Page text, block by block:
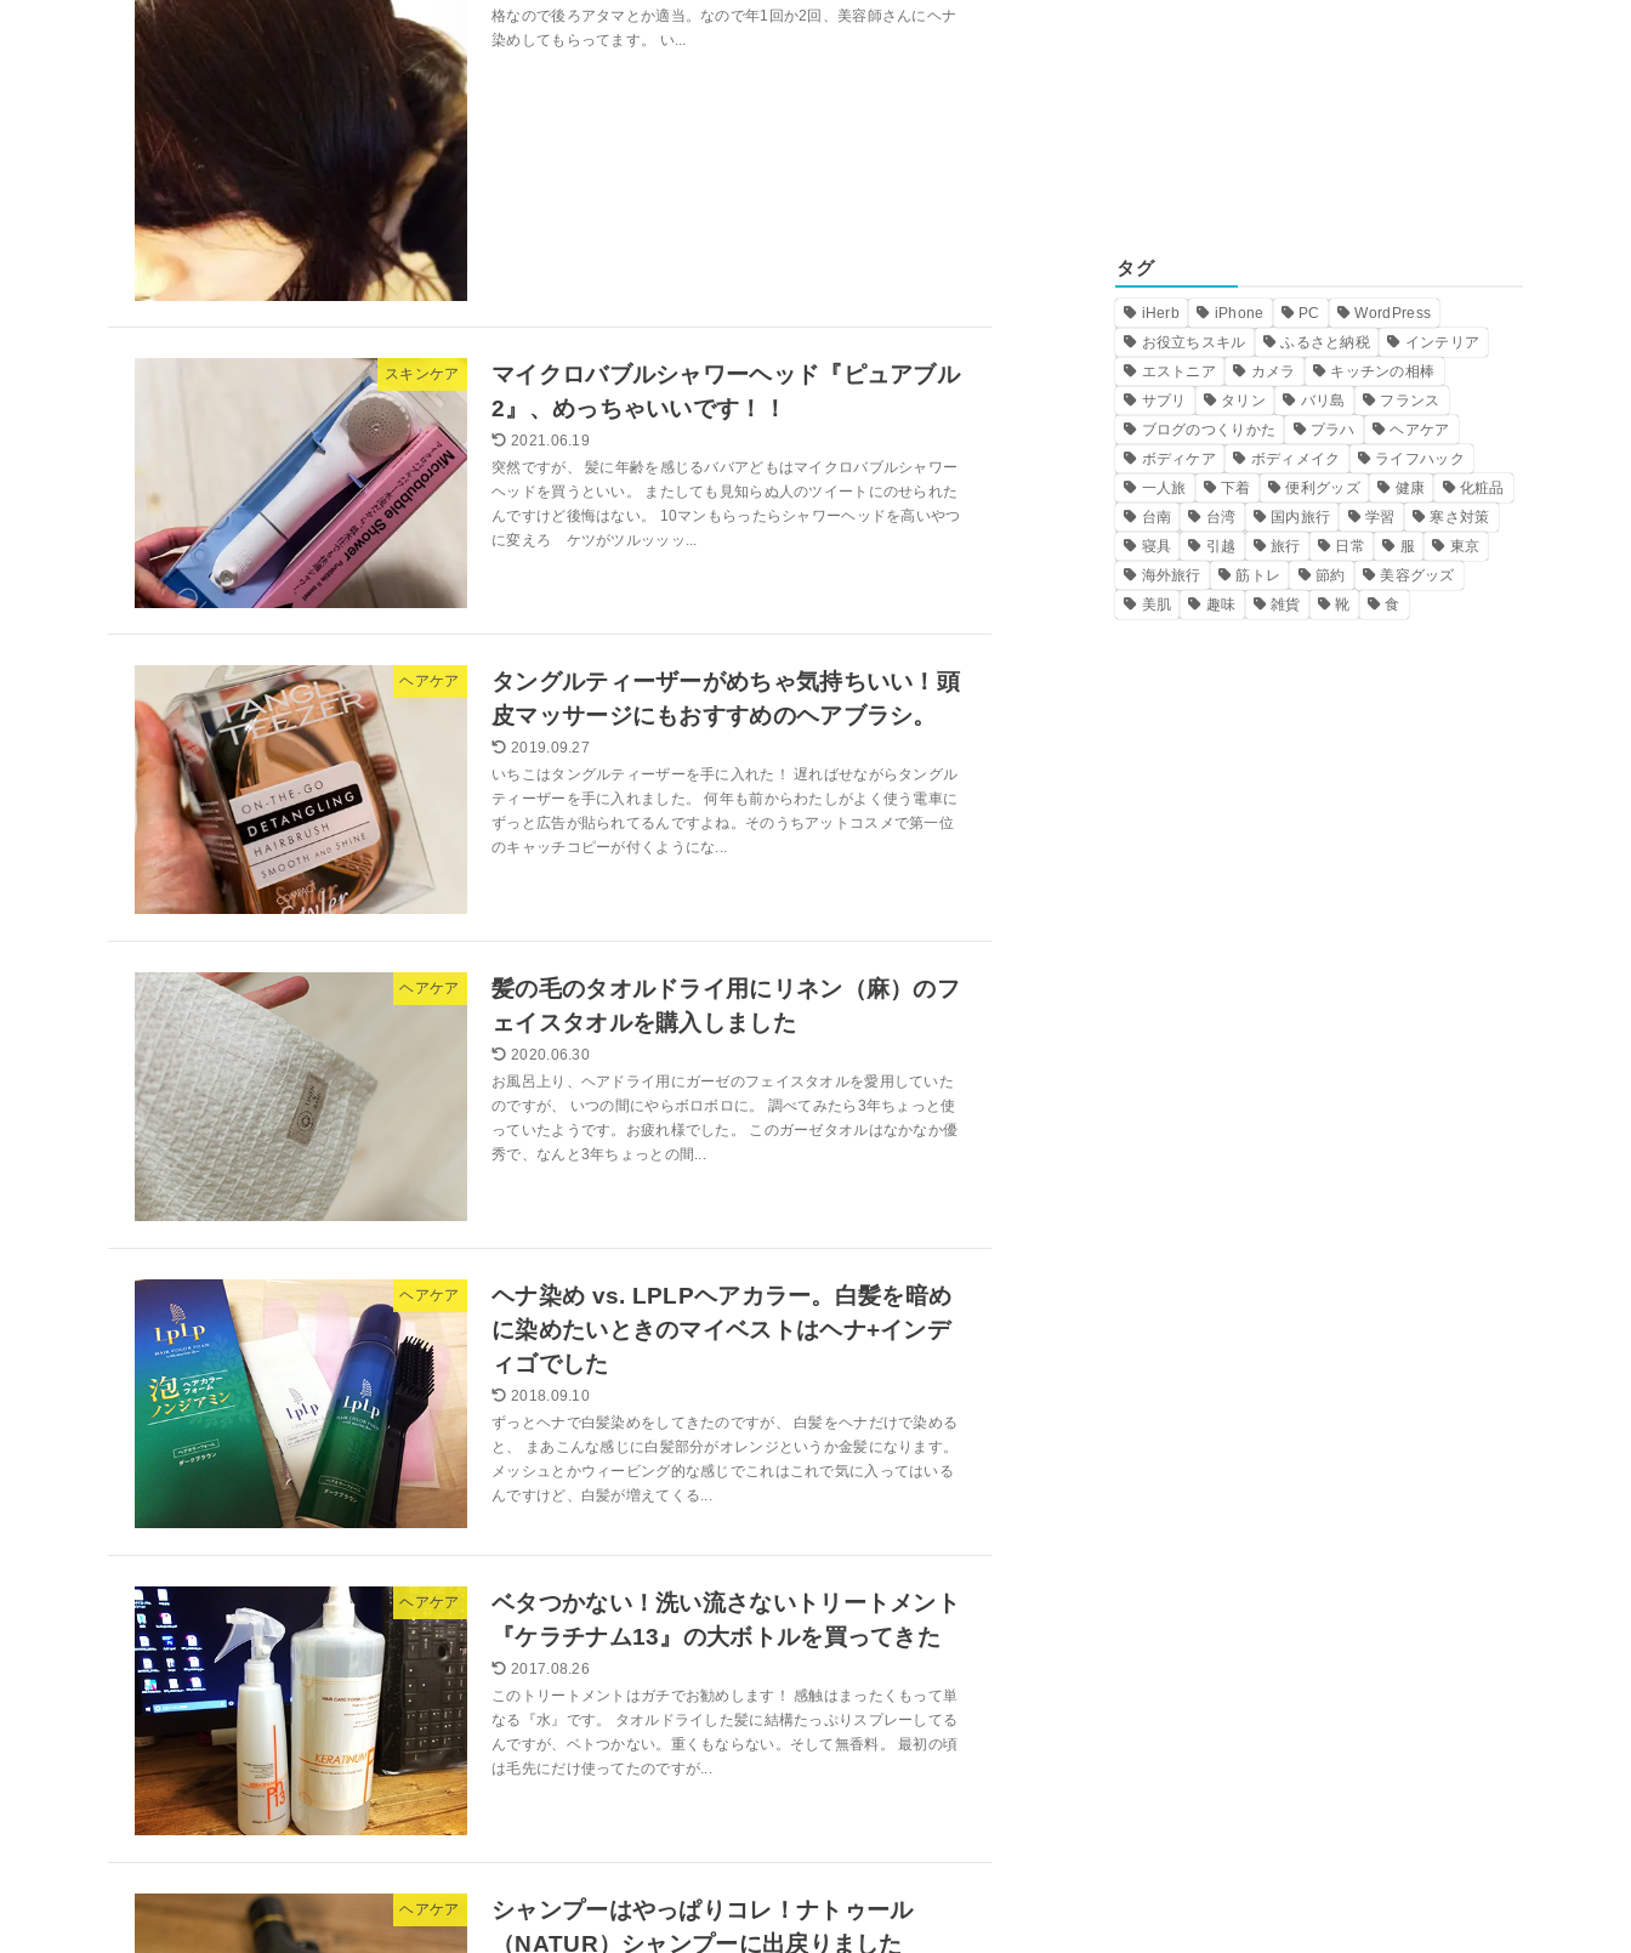
格なので後ろアタマとか適当。なので年1回か2回、美容師さんにヘナ
染めしてもらってます。 い...
スキンケア
マイクロバブルシャワーヘッド『ピュアブル
2』、めっちゃいいです！！
2021.06.19
突然ですが、 髪に年齢を感じるババアどもはマイクロバブルシャワー
ヘッドを買うといい。 またしても見知らぬ人のツイートにのせられた
んですけど後悔はない。 10マンもらったらシャワーヘッドを高いやつ
に変えろ ケツがツルッッッ...
ヘアケア
タングルティーザーがめちゃ気持ちいい！頭
皮マッサージにもおすすめのヘアブラシ。
2019.09.27
いちこはタングルティーザーを手に入れた！ 遅ればせながらタングル
ティーザーを手に入れました。 何年も前からわたしがよく使う電車に
ずっと広告が貼られてるんですよね。そのうちアットコスメで第一位
のキャッチコピーが付くようにな...
ヘアケア
髪の毛のタオルドライ用にリネン（麻）のフ
ェイスタオルを購入しました
2020.06.30
お風呂上り、ヘアドライ用にガーゼのフェイスタオルを愛用していた
のですが、 いつの間にやらボロボロに。 調べてみたら3年ちょっと使
っていたようです。お疲れ様でした。 このガーゼタオルはなかなか優
秀で、なんと3年ちょっとの間...
ヘアケア
ヘナ染め vs. LPLPヘアカラー。白髪を暗め
に染めたいときのマイベストはヘナ+インデ
ィゴでした
2018.09.10
ずっとヘナで白髪染めをしてきたのですが、 白髪をヘナだけで染める
と、 まあこんな感じに白髪部分がオレンジというか金髪になります。
メッシュとかウィービング的な感じでこれはこれで気に入ってはいる
んですけど、白髪が増えてくる...
ヘアケア
ベタつかない！洗い流さないトリートメント
『ケラチナム13』の大ボトルを買ってきた
2017.08.26
このトリートメントはガチでお勧めします！ 感触はまったくもって単
なる『水』です。 タオルドライした髪に結構たっぷりスプレーしてる
んですが、ベトつかない。重くもならない。そして無香料。 最初の頃
は毛先にだけ使ってたのですが...
ヘアケア
シャンプーはやっぱりコレ！ナトゥール
（NATUR）シャンプーに出戻りました
タグ
iHerb iPhone PC
WordPress
お役立ちスキル
ふるさと納税
インテリア
エストニア
カメラ
キッチンの相棒
サプリ
タリン バリ島
フランス
ブログのつくりかた
プラハ
ヘアケア
ボディケア
ボディメイク
ライフハック
一人旅
下着 便利グッズ 健康
化粧品
台南
台湾 国内旅行 学習
寒さ対策
寝具
引越 旅行 日常 服
東京
海外旅行
筋トレ 節約
美容グッズ
美肌
趣味 雑貨 靴 食